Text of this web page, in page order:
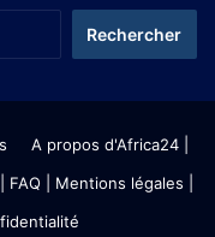
A propos d'Africa24|
| FAQ | Mentions légales